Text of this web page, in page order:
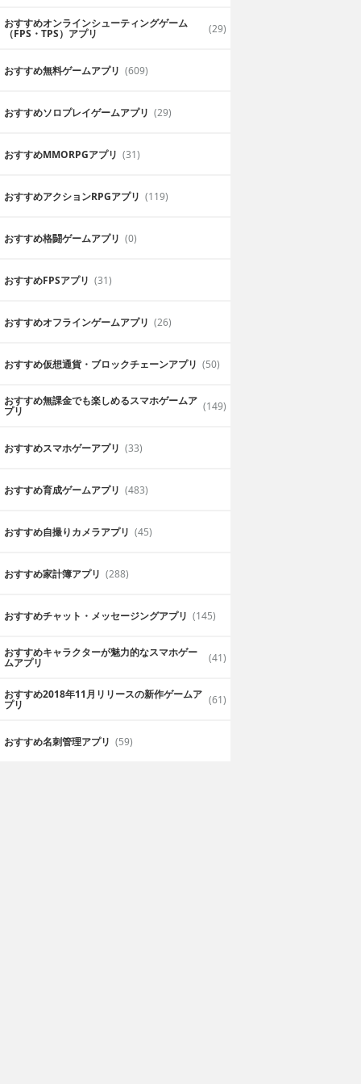
おすすめオンラインシューティングゲーム
（FPS・TPS）アプリ (29)
おすすめ無料ゲームアプリ (609)
おすすめソロプレイゲームアプリ (29)
おすすめ MMORPGアプリ (31)
おすすめアクションRPGアプリ (119)
おすすめ格闘ゲームアプリ (0)
おすすめFPSアプリ (31)
おすすめオフラインゲームアプリ (26)
おすすめ仮想通貨・ブロックチェーンアプリ (50)
おすすめ無課金でも楽しめるスマホゲームア
プリ (149)
おすすめスマホゲーアプリ (33)
おすすめ育成ゲームアプリ (483)
おすすめ自撮りカメラアプリ (45)
おすすめ家計簿アプリ (288)
おすすめチャット・メッセージングアプリ (145)
おすすめキャラクターが魅力的なスマホゲー
ムアプリ (41)
おすすめ2018年11月リリースの新作ゲームア
プリ (61)
おすすめ名刺管理アプリ (59)